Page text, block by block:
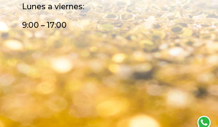
Lunes a viernes:
9:00 – 17:00